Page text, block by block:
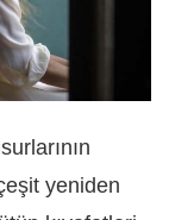
yeniden